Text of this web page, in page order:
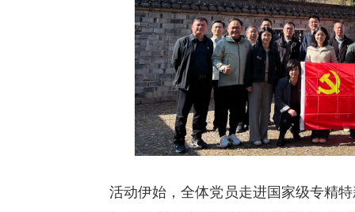
活动伊始，全体党员走进国家级专精